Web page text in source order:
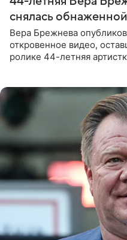
снялась обнаженной
Вера Брежнева
откровенное видео,
ролике 44-летняя